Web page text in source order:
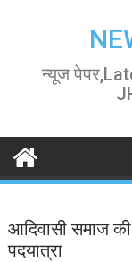
न्यूज
आदिवासी समाज
पदयात्रा